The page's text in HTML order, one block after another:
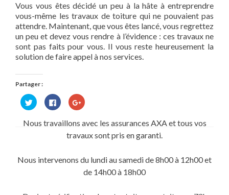
Vous vous êtes décidé un peu à la hâte à entreprendre
vous-même les travaux de toiture qui ne pouvaient pas
attendre. Maintenant, que vous êtes lancé, vous regrettez
un peu et devez vous rendre à l’évidence : ces travaux ne
sont pas faits pour vous. Il vous reste heureusement la
solution de faire appel à nos services.
Partager :
Cliquez
pour
partager
Twitter(ouvre
Cliquez
pour
partager
sur
Facebook(ouvre
dans
une
Cliquez
pour
Google+
dans
fenêtre)
Nous travaillons avec les assurances AXA et tous vos
travaux sont pris en garanti.
Nous intervenons du lundi au samedi de 8h00 à 12h00 et
de 14h00 à 18h00